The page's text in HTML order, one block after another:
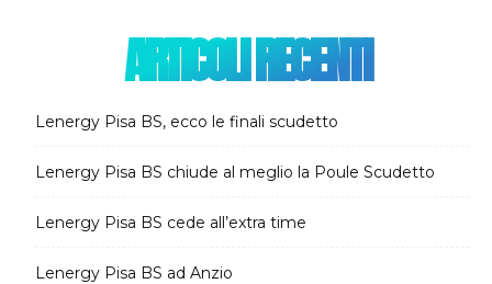
ARTICOLI RECENTI
Lenergy Pisa BS, ecco le finali scudetto
Lenergy Pisa BS chiude al meglio la Poule Scudetto
Lenergy Pisa BS cede all’extra time
Lenergy Pisa BS ad Anzio